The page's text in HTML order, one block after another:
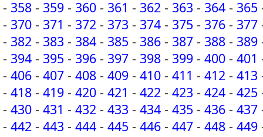
- 358 - 359 - 360 - 361 - 362 - 363 - 364 - 365
- 370 - 371 - 372 - 373 - 374 - 375 - 376 - 377
- 382 - 383 - 384 - 385 - 386 - 387 - 388 - 389
- 394 - 395 - 396 - 397 - 398 - 399 - 400 - 401
- 406 - 407 - 408 - 409 - 410 - 411 - 412 - 413
- 418 - 419 - 420 - 421 - 422 - 423 - 424 - 425
- 430 - 431 - 432 - 433 - 434 - 435 - 436 - 437
- 442 - 443 - 444 - 445 - 446 - 447 - 448 - 449